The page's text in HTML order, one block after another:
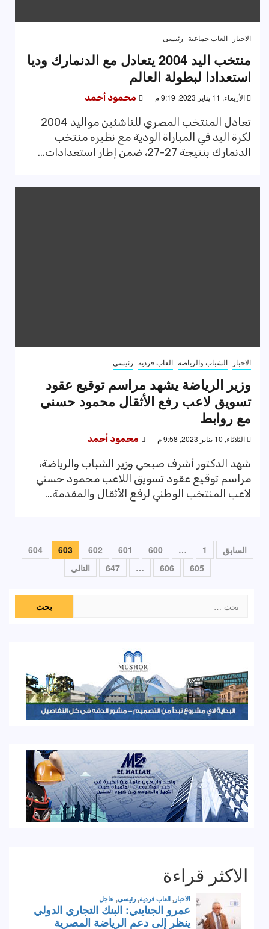
الاخبار العاب جماعية رئيسى
منتخب اليد 2004 يتعادل مع الدنمارك وديا
استعدادا لبطولة العالم
الأربعاء, 11 يناير 2023, 9:19 م محمود أحمد
تعادل المنتخب المصري للناشئين مواليد 2004
لكرة اليد في المباراة الودية مع نظيره منتخب
الدنمارك بنتيجة 27-27، ضمن إطار استعدادات...
الاخبار الشباب والرياضة العاب فردية رئيسى
وزير الرياضة يشهد مراسم توقيع عقود
تسويق لاعب رفع الأثقال محمود حسني
مع روابط
الثلاثاء, 10 يناير 2023, 9:58 م محمود أحمد
شهد الدكتور أشرف صبحي وزير الشباب والرياضة،
مراسم توقيع عقود تسويق اللاعب محمود حسني
لاعب المنتخب الوطني لرفع الأثقال والمقدمة...
تعدد
صفحات
السابق 1
…
600
601
602
603
604
605
606
…
647 التالي
عن:
الاكثر قراءة